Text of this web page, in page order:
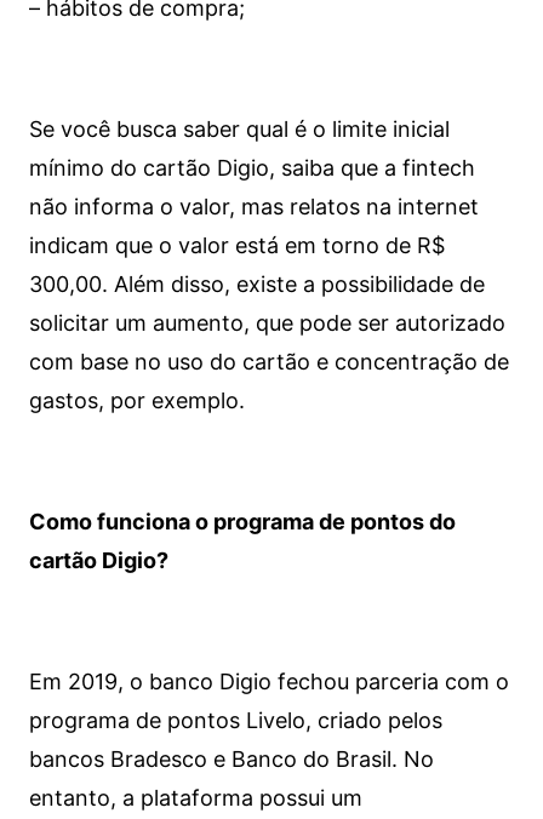
– hábitos de compra;
Se você busca saber qual é o limite inicial
mínimo do cartão Digio, saiba que a fintech
não informa o valor, mas relatos na internet
indicam que o valor está em torno de R$
300,00. Além disso, existe a possibilidade de
solicitar um aumento, que pode ser autorizado
com base no uso do cartão e concentração de
gastos, por exemplo.
Como funciona o programa de pontos do
cartão Digio?
Em 2019, o banco Digio fechou parceria com o
programa de pontos Livelo, criado pelos
bancos Bradesco e Banco do Brasil. No
entanto, a plataforma possui um